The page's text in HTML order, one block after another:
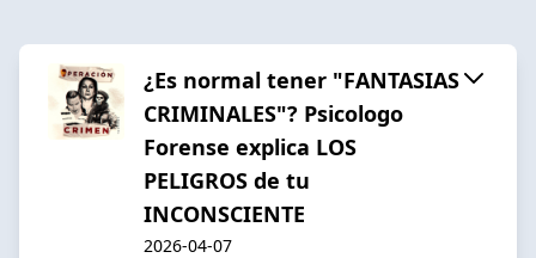
¿Es normal tener "FANTASIAS
CRIMINALES"? Psicologo
Forense explica LOS
PELIGROS de tu
INCONSCIENTE
2026-04-07